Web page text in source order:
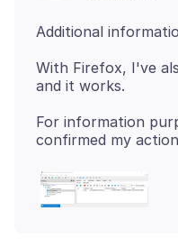
With Firefox, I've
For information